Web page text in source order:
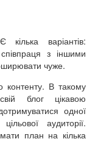
кілька варіантів:
з іншими
чуже.
В такому
блог цікавою
одної
аудиторії.
план на кілька